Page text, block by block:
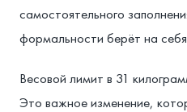
самостоятельного
формальности берёт на
Весовой лимит в 31
Это важное изменение,